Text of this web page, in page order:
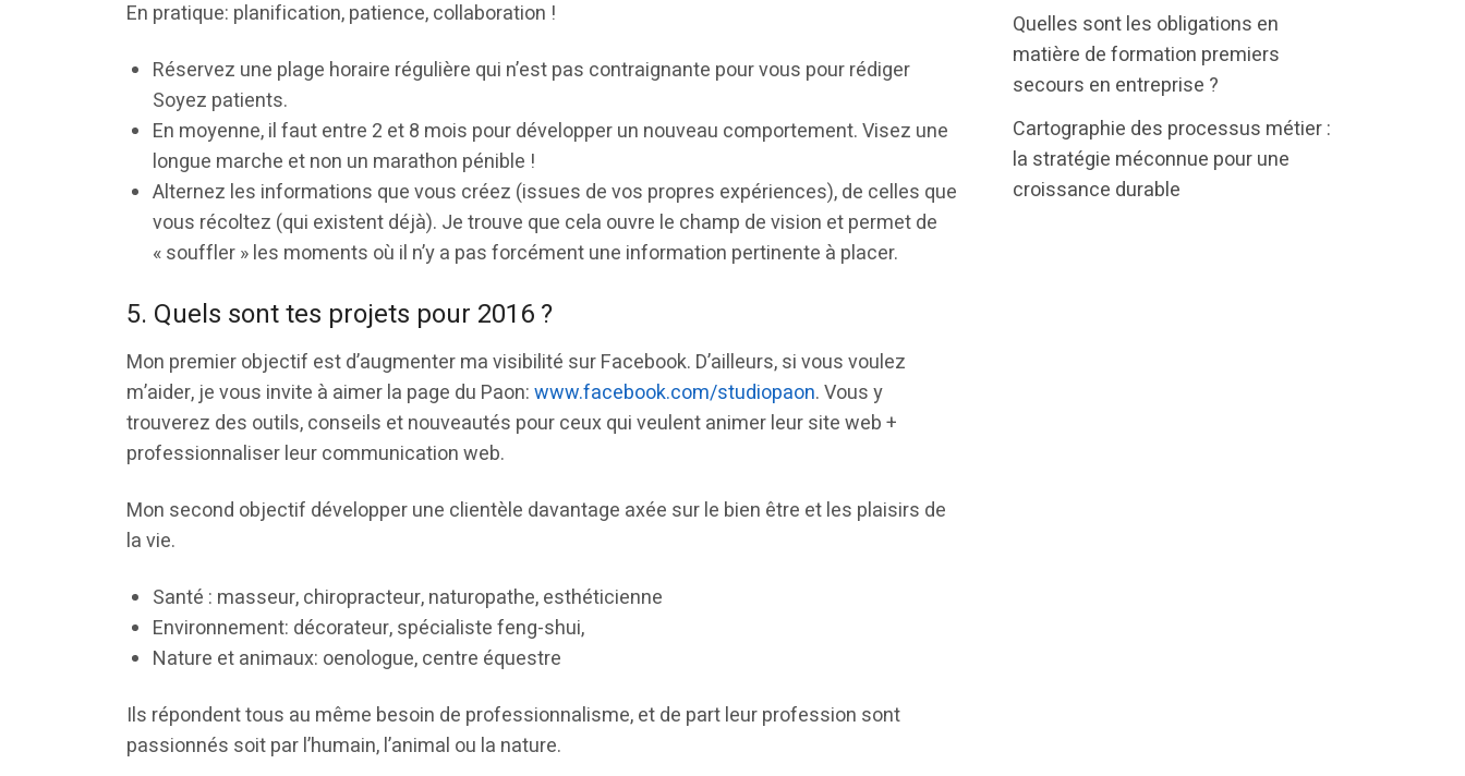
En pratique: planification, patience, collaboration !
Réservez une plage horaire régulière qui n’est pas contraignante pour vous pour rédiger
Soyez patients.
En moyenne, il faut entre 2 et 8 mois pour développer un nouveau comportement. Visez une
longue marche et non un marathon pénible !
Alternez les informations que vous créez (issues de vos propres expériences), de celles que
vous récoltez (qui existent déjà). Je trouve que cela ouvre le champ de vision et permet de
« souffler » les moments où il n’y a pas forcément une information pertinente à placer.
5. Quels sont tes projets pour 2016 ?
Mon premier objectif est d’augmenter ma visibilité sur Facebook. D’ailleurs, si vous voulez
m’aider, je vous invite à aimer la page du Paon:www.facebook.com/studiopaon. Vous y
trouverez des outils, conseils et nouveautés pour ceux qui veulent animer leur site web +
professionnaliser leur communication web.
Mon second objectif développer une clientèle davantage axée sur le bien être et les plaisirs de
la vie.
Santé : masseur, chiropracteur, naturopathe, esthéticienne
Environnement: décorateur, spécialiste feng-shui,
Nature et animaux: oenologue, centre équestre
Ils répondent tous au même besoin de professionnalisme, et de part leur profession sont
passionnés soit par l’humain, l’animal ou la nature.
k
i
n
Quelles sont les obligations en
matière de formation premiers
secours en entreprise ?
Cartographie des processus métier :
la stratégie méconnue pour une
croissance durable